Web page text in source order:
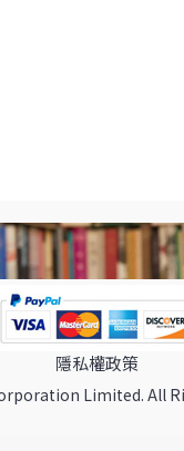
隱私權政策
Limited. All